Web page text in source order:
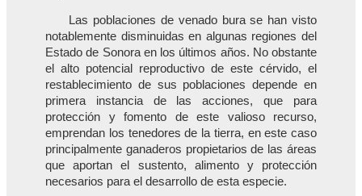
Las poblaciones de venado bura se han visto
notablemente disminuidas en algunas regiones del
Estado de Sonora en los últimos años. No obstante
el alto potencial reproductivo de este cérvido, el
restablecimiento de sus poblaciones depende en
primera instancia de las acciones, que para
protección y fomento de este valioso recurso,
emprendan los tenedores de la tierra, en este caso
principalmente ganaderos propietarios de las áreas
que aportan el sustento, alimento y protección
necesarios para el desarrollo de esta especie.